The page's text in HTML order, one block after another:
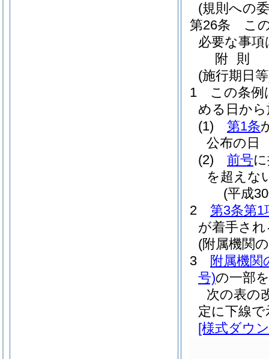
(規則への
第26条
こ
必要な事
附 則
(施行期日
1
この条例
める日か
(1)
第1条
公布の日
(2)
前号
を超えな
(平成
2
第3条第1
が着手さ
(附属機関
3
附属機関
号)の一部
次の表の
定に下線
[様式ダウ